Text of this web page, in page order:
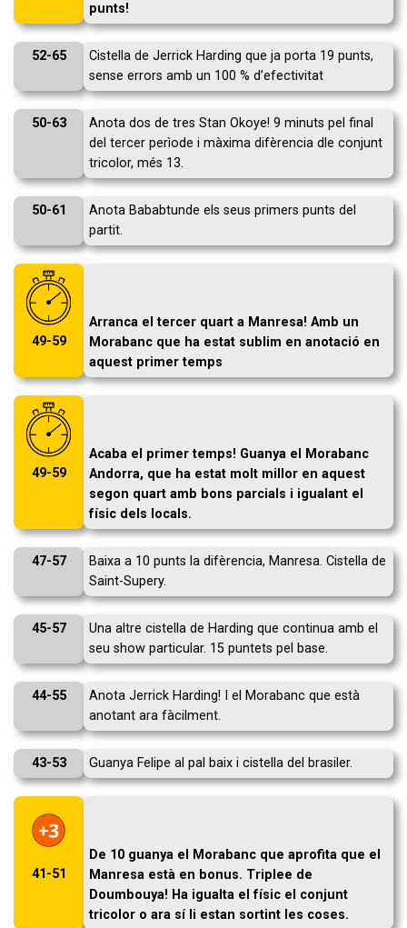
punts!
52-65
Cistella de Jerrick Harding que ja porta 19 punts,
sense errors amb un 100 % d’efectivitat
50-63
Anota dos de tres Stan Okoye! 9 minuts pel final
del tercer perìode i màxima difèrencia dle conjunt
tricolor, més 13.
50-61
Anota Bababtunde els seus primers punts del
partit.
49-59
Arranca el tercer quart a Manresa! Amb un
Morabanc que ha estat sublim en anotació en
aquest primer temps
49-59
Acaba el primer temps! Guanya el Morabanc
Andorra, que ha estat molt millor en aquest
segon quart amb bons parcials i igualant el
físic dels locals.
47-57
Baixa a 10 punts la difèrencia, Manresa. Cistella de
Saint-Supery.
45-57
Una altre cistella de Harding que continua amb el
seu show particular. 15 puntets pel base.
44-55
Anota Jerrick Harding! I el Morabanc que està
anotant ara fàcilment.
43-53 Guanya Felipe al pal baix i cistella del brasiler.
41-51
De 10 guanya el Morabanc que aprofita que el
Manresa està en bonus. Triplee de
Doumbouya! Ha igualta el físic el conjunt
tricolor o ara sí li estan sortint les coses.